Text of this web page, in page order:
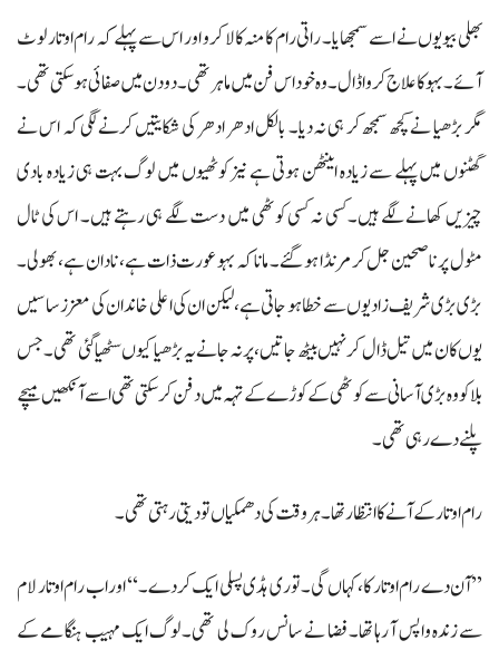
بھلی بیویوں نے اسے سمجھایا۔ راتی رام کا منہ کالا کرو اور اس سے پہلے کہ رام اوتار لوٹ
آئے۔ بہو کا علاج کروا ڈال۔ وہ خود اس فن میں ماہر تھی۔ دو دن میں صفائی ہو سکتی تھی۔
مگر بڑھیا نے کچھ سمجھ کر ہی نہ دیا۔ بالکل ادھر ادھر کی شکایتیں کرنے لگی کہ اس نے
گھٹنوں میں پہلے سے زیادہ اینٹھن ہوتی ہے نیز کوٹھیوں میں لوگ بہت ہی زیادہ بادی
چیزیں کھانے لگے ہیں۔ کسی نہ کسی کوٹھی میں دست لگے ہی رہتے ہیں۔ اس کی ٹال
مٹول پر ناصحین جل کر مرنڈا ہو گئے۔ مانا کہ بہو عورت ذات ہے، نادان ہے، بھولی۔
بڑی بڑی شریف زادیوں سے خطا ہو جاتی ہے، لیکن ان کی اعلی خاندان کی معزز ساسیں
یوں کان میں تیل ڈال کر نہیں بیٹھ جاتیں، پر نہ جانے یہ بڑھیا کیوں سٹھیا گئی تھی۔ جس
بلا کو وہ بڑی آسانی سے کوٹھی کے کوڑے کے تہہ میں دفن کر سکتی تھی اسے آنکھیں میچے
پلنے دے رہی تھی۔
رام اوتار کے آنے کا انتظار تھا۔ ہر وقت کی دھمکیاں تو دیتی رہتی تھی۔
’’آن دے رام اوتار کا، کہاں گی۔ توری ہڈی پسلی ایک کردے۔‘‘ اور اب رام اوتار لام
سے زندہ واپس آ رہا تھا۔ فضا نے سانس روک لی تھی۔ لوگ ایک مہیب ہنگامے کے